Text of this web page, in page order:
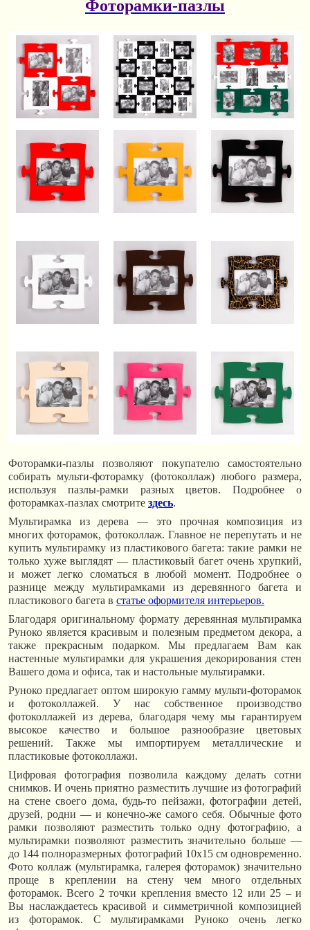
Фоторамки-пазлы
Фоторамки-пазлы позволяют покупателю самостоятельно
собирать мульти-фоторамку (фотоколлаж) любого размера,
используя пазлы-рамки разных цветов. Подробнее о
фоторамках-пазлах смотрите здесь.
Мультирамка из дерева — это прочная композиция из
многих фоторамок, фотоколлаж. Главное не перепутать и не
купить мультирамку из пластикового багета: такие рамки не
только хуже выглядят — пластиковый багет очень хрупкий,
и может легко сломаться в любой момент. Подробнее о
разнице между мультирамками из деревянного багета и
пластикового багета в статье оформителя интерьеров.
Благодаря оригинальному формату деревянная мультирамка
Руноко является красивым и полезным предметом декора, а
также прекрасным подарком. Мы предлагаем Вам как
настенные мультирамки для украшения декорирования стен
Вашего дома и офиса, так и настольные мультирамки.
Руноко предлагает оптом широкую гамму мульти-фоторамок
и фотоколлажей. У нас собственное производство
фотоколлажей из дерева, благодаря чему мы гарантируем
высокое качество и большое разнообразие цветовых
решений. Также мы импортируем металлические и
пластиковые фотоколлажи.
Цифровая фотография позволила каждому делать сотни
снимков. И очень приятно разместить лучшие из фотографий
на стене своего дома, будь-то пейзажи, фотографии детей,
друзей, родни — и конечно-же самого себя. Обычные фото
рамки позволяют разместить только одну фотографию, а
мультирамки позволяют разместить значительно больше —
до 144 полноразмерных фотографий 10х15 см одновременно.
Фото коллаж (мультирамка, галерея фоторамок) значительно
проще в креплении на стену чем много отдельных
фоторамок. Всего 2 точки крепления вместо 12 или 25 – и
Вы наслаждаетесь красивой и симметричной композицией
из фоторамок. С мультирамками Руноко очень легко